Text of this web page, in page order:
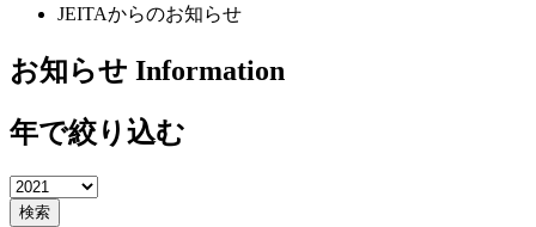
JEITAからのお知らせ
お知らせ Information
年で絞り込む
検索